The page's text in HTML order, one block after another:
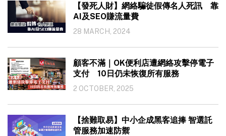
【發死人財】網絡騙徒假傳名人死訊 靠
AI及SEO賺流量費
28 MARCH, 2024
顧客不滿｜OK便利店遭網絡攻擊停電子
支付 10日仍未恢復所有服務
2 OCTOBER, 2025
【捨難取易】中小企成黑客追捧 智選託
管服務加速防禦